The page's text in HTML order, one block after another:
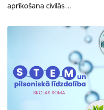
aprīkošana civilās…